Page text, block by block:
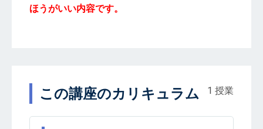
ほうがいい内容です。
この講座のカリキュラム 1 授業